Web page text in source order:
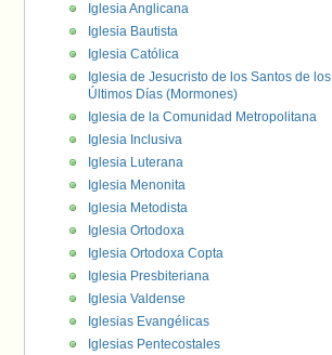
Iglesia Anglicana
Iglesia Bautista
Iglesia Católica
Iglesia de Jesucristo de los Santos de los
Últimos Días (Mormones)
Iglesia de la Comunidad Metropolitana
Iglesia Inclusiva
Iglesia Luterana
Iglesia Menonita
Iglesia Metodista
Iglesia Ortodoxa
Iglesia Ortodoxa Copta
Iglesia Presbiteriana
Iglesia Valdense
Iglesias Evangélicas
Iglesias Pentecostales